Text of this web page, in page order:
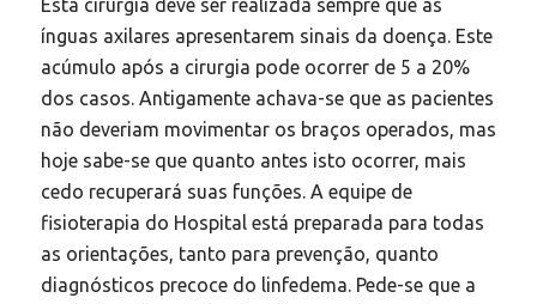
Esta cirurgia deve ser realizada sempre que as
ínguas axilares apresentarem sinais da doença. Este
acúmulo após a cirurgia pode ocorrer de 5 a 20%
dos casos. Antigamente achava-se que as pacientes
não deveriam movimentar os braços operados, mas
hoje sabe-se que quanto antes isto ocorrer, mais
cedo recuperará suas funções. A equipe de
fisioterapia do Hospital está preparada para todas
as orientações, tanto para prevenção, quanto
diagnósticos precoce do linfedema. Pede-se que a